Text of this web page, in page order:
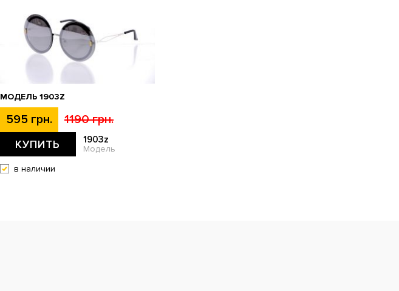
МОДЕЛЬ 1903Z
595 грн. 1190 грн.
КУПИТЬ 1903z
Модель
в наличии